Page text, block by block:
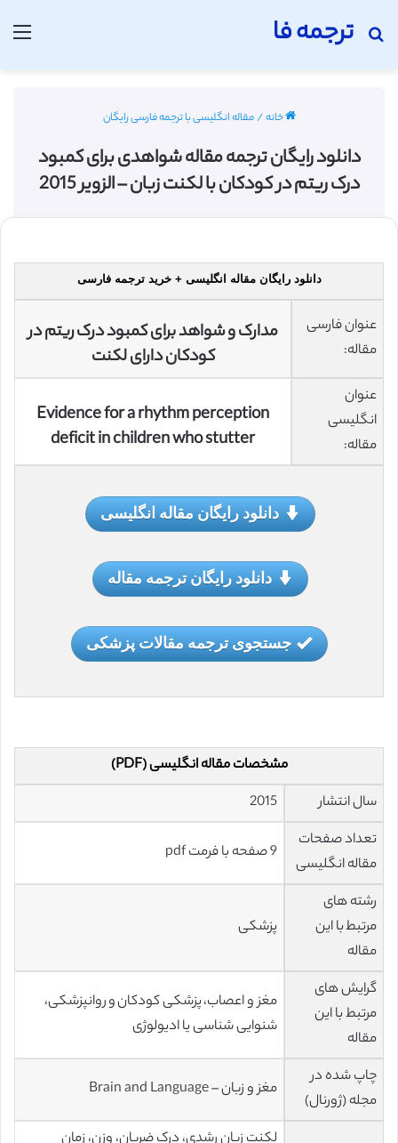
ترجمه فا
جستجو برای
خانه/مقاله انگلیسی با ترجمه فارسی رایگان
دانلود رایگان ترجمه مقاله شواهدی برای کمبود
درک ریتم در کودکان با لکنت زبان – الزویر 2015
دانلود رایگان مقاله انگلیسی + خرید ترجمه فارسی
عنوان فارسی
مقاله:
مدارک و شواهد برای کمبود درک ریتم در
کودکان دارای لکنت
عنوان
انگلیسی
مقاله:
Evidence for a rhythm perception
deficit in children who stutter
دانلود رایگان مقاله انگلیسی
دانلود رایگان ترجمه مقاله
جستجوی ترجمه مقالات پزشکی
مشخصات مقاله انگلیسی (PDF)
سال انتشار
2015
تعداد صفحات
مقاله انگلیسی
9 صفحه با فرمت pdf
رشته های
مرتبط با این
مقاله
پزشکی
گرایش های
مرتبط با این
مقاله
مغز و اعصاب، پزشکی کودکان و روانپزشکی،
شنوایی شناسی یا ادیولوژی
چاپ شده در
مجله (ژورنال)
مغز و زبان – Brain and Language
لکنت زبان رشدی، درک ضربان، وزن، زمان